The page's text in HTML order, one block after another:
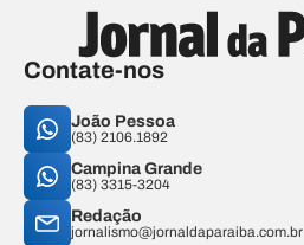
Contate-nos
João Pessoa
(83) 2106.1892
Campina Grande
(83) 3315-3204
Redação
jornalismo@jornaldaparaiba.com.br